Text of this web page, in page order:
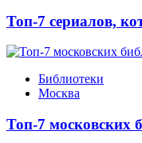
Топ-7 сериалов,
Библиотеки
Москва
Топ-7 московских